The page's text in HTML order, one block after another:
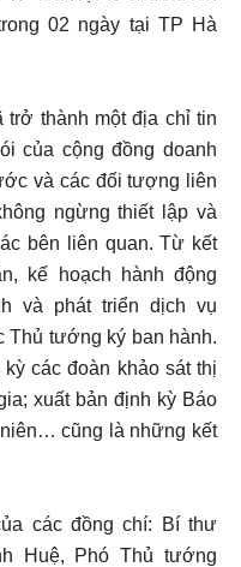
02 ngày tại TP Hà
trở thành một địa chỉ tin
của cộng đồng doanh
và các đối tượng liên
ngừng thiết lập và
bên liên quan. Từ kết
kế hoạch hành động
và phát triển dịch vụ
Thủ tướng ký ban hành.
các đoàn khảo sát thị
xuất bản định kỳ Báo
cũng là những kết
các đồng chí: Bí thư
Huệ, Phó Thủ tướng